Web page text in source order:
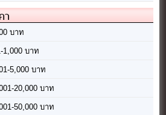
า
บาท
1,000 บาท
5,000 บาท
20,000 บาท
50,000 บาท